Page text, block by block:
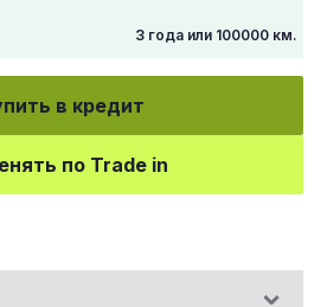
3 года или 100000 км.
в кредит
по Trade in